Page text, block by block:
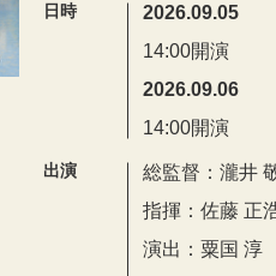
日時
2026.09.05
14:00開演
2026.09.06
14:00開演
出演
総監督：瀧井
指揮：佐藤 正
演出：粟国 淳